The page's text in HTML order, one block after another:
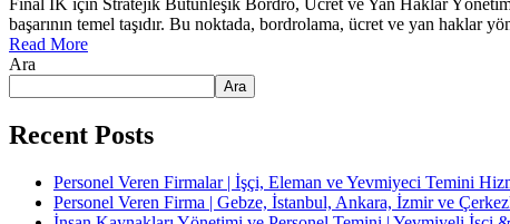
Final IK için Stratejik Bütünleşik Bordro, Ücret ve Yan Haklar Yönetimi
başarının temel taşıdır. Bu noktada, bordrolama, ücret ve yan haklar
Read More
Ara
Ara
Recent Posts
Personel Veren Firmalar | İşçi, Eleman ve Yevmiyeci Temini
Personel Veren Firma | Gebze, İstanbul, Ankara, İzmir ve